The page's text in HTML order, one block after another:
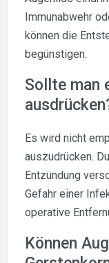
Immunabwehr
können die
begünstigen.
Sollte man
Es wird nicht
auszudrücken.
Entzündung
Gefahr einer
operative
Können